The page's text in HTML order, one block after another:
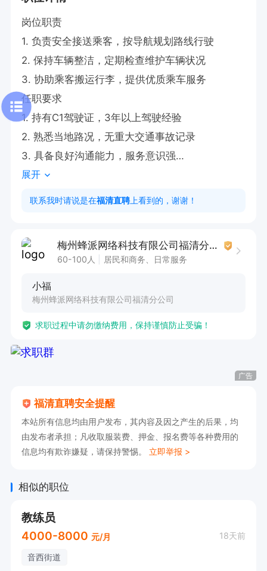
岗位职责
1. 负责安全接送乘客，按导航规划路线行驶
2. 保持车辆整洁，定期检查维护车辆状况
3. 协助乘客搬运行李，提供优质乘车服务
任职要求
1. 持有C1驾驶证，3年以上驾驶经验
2. 熟悉当地路况，无重大交通事故记录
3. 具备良好沟通能力，服务意识强
工作时间
每天工作时段根据实际情况安排
展开
联系我时请说是在福清直聘 上看到的，谢谢！
梅州蜂派网络科技有限公司福清分公司
60-100人 居民和商务、日常服务
小福
梅州蜂派网络科技有限公司福清分公司
求职过程中请勿缴纳费用，保持谨慎防止受骗！
广告
福清直聘安全提醒
本站所有信息均由用户发布，其内容及因之产生的后果，均
由发布者承担；凡收取服装费、押金、报名费等各种费用的
信息均有欺诈嫌疑，请保持警惕。 立即举报 >
相似的职位
教练员
4000-8000 元/月 18天前
音西街道